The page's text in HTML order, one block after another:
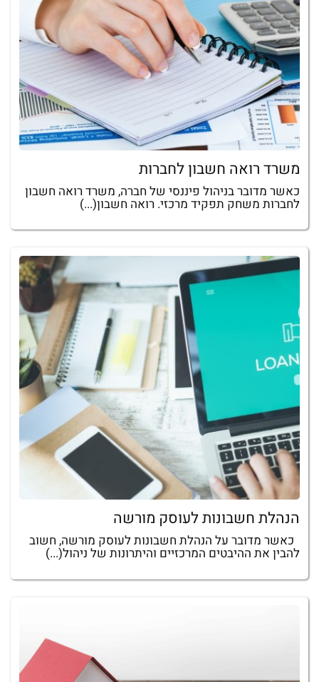
משרד רואה חשבון לחברות
כאשר מדובר בניהול פיננסי של חברה, משרד רואה חשבון
לחברות משחק תפקיד מרכזי. רואה חשבון(...)
הנהלת חשבונות לעוסק מורשה
כאשר מדובר על הנהלת חשבונות לעוסק מורשה, חשוב
להבין את ההיבטים המרכזיים והיתרונות של ניהול(...)